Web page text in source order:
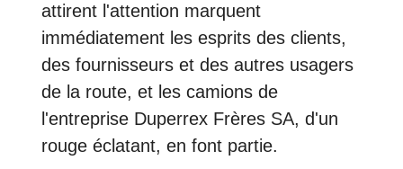
attirent l'attention marquent
immédiatement les esprits des clients,
des fournisseurs et des autres usagers
de la route, et les camions de
l'entreprise Duperrex Frères SA, d'un
rouge éclatant, en font partie.